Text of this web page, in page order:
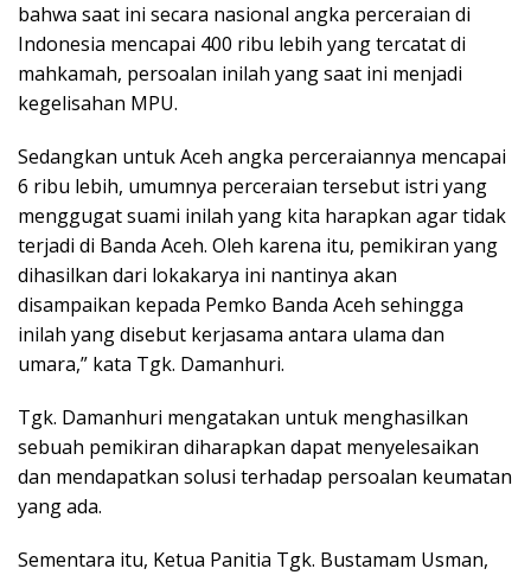
bahwa saat ini secara nasional angka perceraian di
Indonesia mencapai 400 ribu lebih yang tercatat di
mahkamah, persoalan inilah yang saat ini menjadi
kegelisahan MPU.
Sedangkan untuk Aceh angka perceraiannya mencapai
6 ribu lebih, umumnya perceraian tersebut istri yang
menggugat suami inilah yang kita harapkan agar tidak
terjadi di Banda Aceh. Oleh karena itu, pemikiran yang
dihasilkan dari lokakarya ini nantinya akan
disampaikan kepada Pemko Banda Aceh sehingga
inilah yang disebut kerjasama antara ulama dan
umara,” kata Tgk. Damanhuri.
Tgk. Damanhuri mengatakan untuk menghasilkan
sebuah pemikiran diharapkan dapat menyelesaikan
dan mendapatkan solusi terhadap persoalan keumatan
yang ada.
Sementara itu, Ketua Panitia Tgk. Bustamam Usman,